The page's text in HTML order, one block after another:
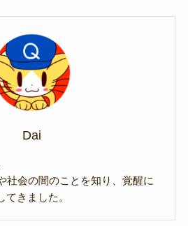
Dai
社会の闇のことを知り、覚醒に
きました。